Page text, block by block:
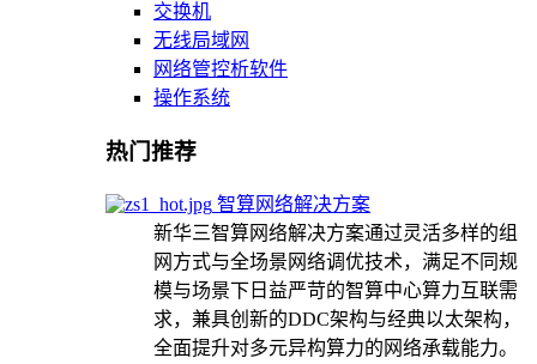
交换机
无线局域网
网络管控析软件
操作系统
热门推荐
智算网络解决方案
新华三智算网络解决方案通过灵活多样的组
网方式与全场景网络调优技术，满足不同规
模与场景下日益严苛的智算中心算力互联需
求，兼具创新的DDC架构与经典以太架构，
全面提升对多元异构算力的网络承载能力。